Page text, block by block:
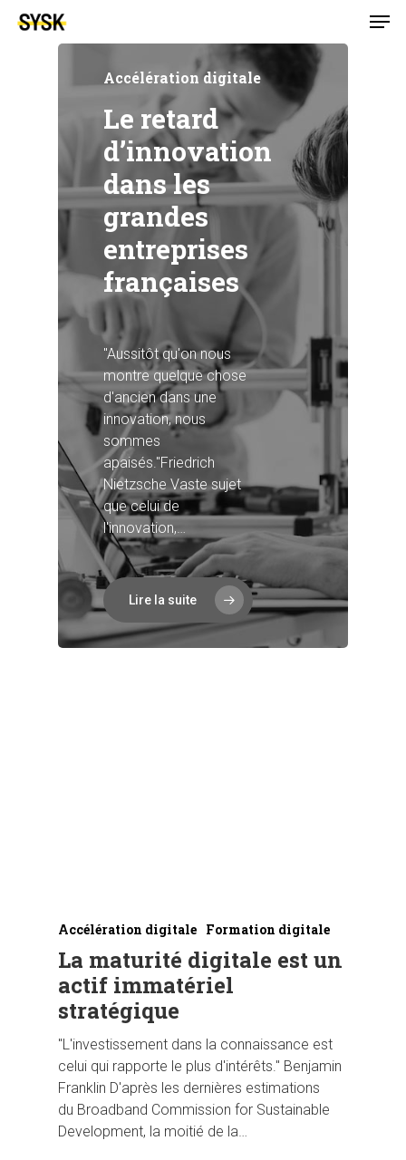
Hit enter to search or ESC to close
Accélération digitale
Le retard
d’innovation
dans les
grandes
entreprises
françaises
"Aussitôt qu'on nous
montre quelque chose
d'ancien dans une
innovation, nous
sommes
apaisés."Friedrich
Nietzsche Vaste sujet
que celui de
l'innovation,…
Lire la suite
Accélération digitale Formation digitale
La maturité digitale est un
actif immatériel
stratégique
"L'investissement dans la connaissance est
celui qui rapporte le plus d'intérêts." Benjamin
Franklin D'après les dernières estimations
du Broadband Commission for Sustainable
Development, la moitié de la…